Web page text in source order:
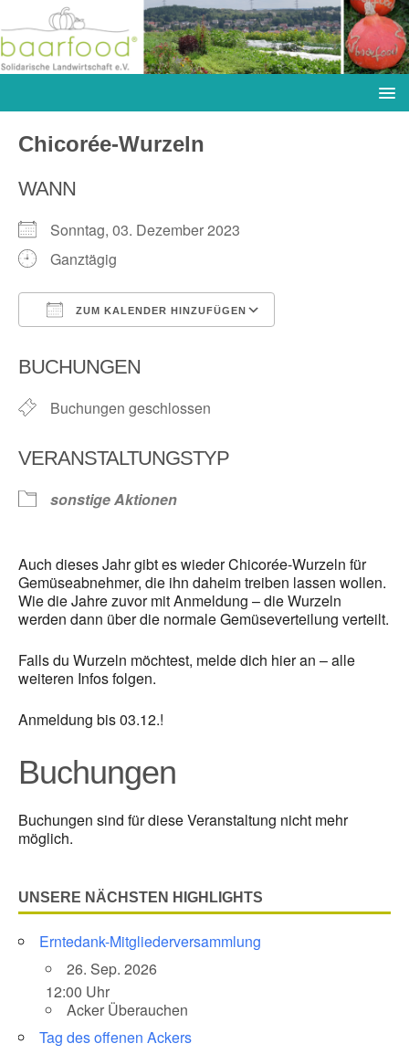
Chicorée-Wurzeln
WANN
Sonntag, 03. Dezember 2023
Ganztägig
ZUM KALENDER HINZUFÜGEN
BUCHUNGEN
Buchungen geschlossen
VERANSTALTUNGSTYP
sonstige Aktionen
Auch dieses Jahr gibt es wieder Chicorée-Wurzeln für
Gemüseabnehmer, die ihn daheim treiben lassen wollen.
Wie die Jahre zuvor mit Anmeldung – die Wurzeln
werden dann über die normale Gemüseverteilung verteilt.
Falls du Wurzeln möchtest, melde dich hier an – alle
weiteren Infos folgen.
Anmeldung bis 03.12.!
Buchungen
Buchungen sind für diese Veranstaltung nicht mehr
möglich.
UNSERE NÄCHSTEN HIGHLIGHTS
Erntedank-Mitgliederversammlung
26. Sep. 2026
12:00 Uhr
Acker Überauchen
Tag des offenen Ackers